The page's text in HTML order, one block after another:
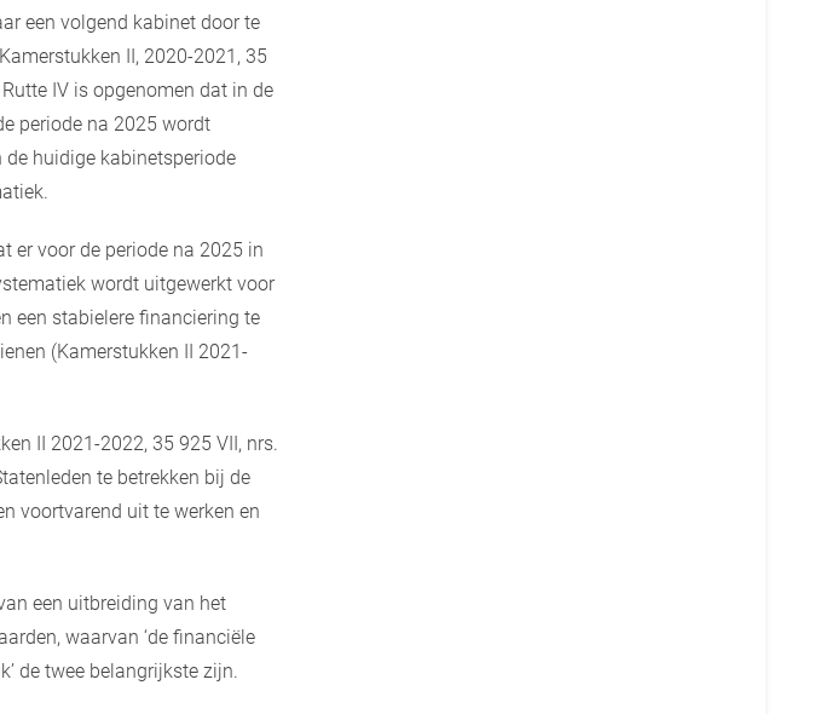
een volgend kabinet door te
II, 2020-2021, 35
IV is opgenomen dat in de
periode na 2025 wordt
huidige kabinetsperiode
er voor de periode na 2025 in
wordt uitgewerkt voor
een stabielere financiering te
(Kamerstukken II 2021-
II 2021-2022, 35 925 VII, nrs.
te betrekken bij de
voortvarend uit te werken en
een uitbreiding van het
waarvan ‘de financiële
de twee belangrijkste zijn.